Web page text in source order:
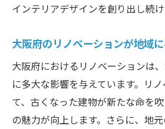
リノベーションによる大
大阪の都市生活を向上さ
ンの取り組み
大阪府のリノベーションが提
いの形
インテリアデザインを創り出し続け
大阪府のリノベーションが地域
大阪府におけるリノベーションは
に多大な影響を与えています。リ
て、古くなった建物が新たな命を
の魅力が向上します。さらに、地